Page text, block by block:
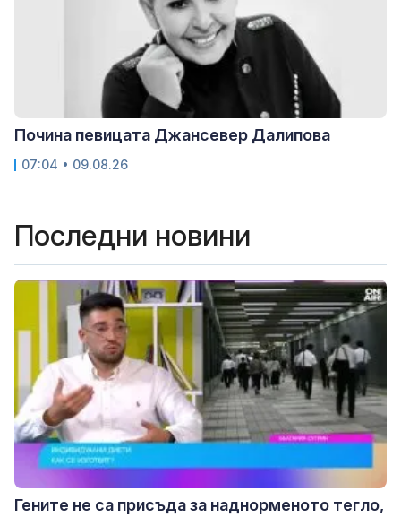
Почина певицата Джансевер Далипова
07:04 • 09.08.26
Последни новини
Гените не са присъда за наднорменото тегло,